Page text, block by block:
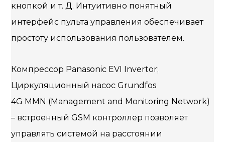
кнопкой и т. Д. Интуитивно понятный
интерфейс пульта управления обеспечивает
простоту использования пользователем.
Компрессор Panasonic EVI Invertor;
Циркуляционный насос Grundfos
4G MMN (Management and Monitoring Network)
– встроенный GSM контроллер позволяет
управлять системой на расстоянии